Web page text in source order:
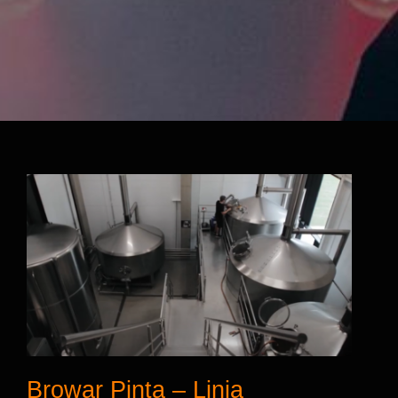
Browar Pinta – Linia
Rozlewnicza firmy STM
Browar Pinta – Linia